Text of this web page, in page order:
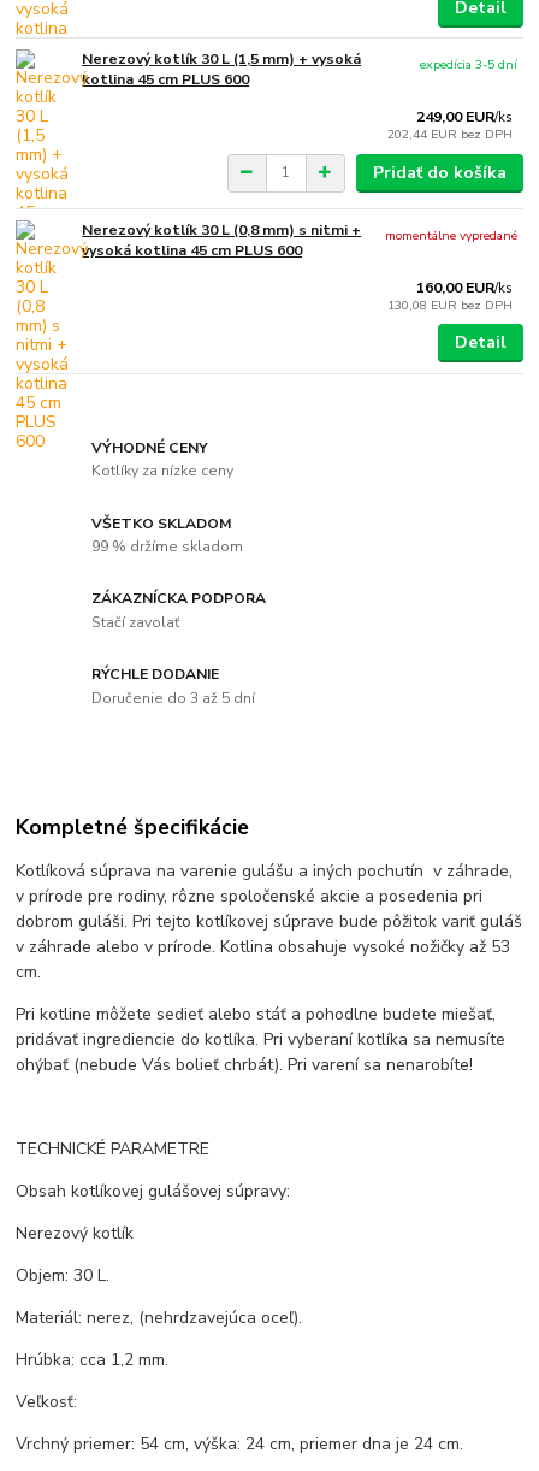
Detail
Nerezový kotlík 30 L (1,5 mm) + vysoká
kotlina 45 cm PLUS 600
249,00 EUR/ks
202,44 EUR bez DPH
expedícia 3-5 dní
Pridať do košíka
Nerezový kotlík 30 L (0,8 mm) s nitmi +
vysoká kotlina 45 cm PLUS 600
160,00 EUR/ks
130,08 EUR bez DPH
momentálne vypredané
Detail
VÝHODNÉ CENY
Kotlíky za nízke ceny
VŠETKO SKLADOM
99 % držíme skladom
ZÁKAZNÍCKA PODPORA
Stačí zavolať
RÝCHLE DODANIE
Doručenie do 3 až 5 dní
Kompletné špecifikácie
Kotlíková súprava na varenie gulášu a iných pochutín v záhrade,
v prírode pre rodiny, rôzne spoločenské akcie a posedenia pri
dobrom guláši. Pri tejto kotlíkovej súprave bude pôžitok variť guláš
v záhrade alebo v prírode. Kotlina obsahuje vysoké nožičky až 53
cm.
Pri kotline môžete sedieť alebo stáť a pohodlne budete miešať,
pridávať ingrediencie do kotlíka. Pri vyberaní kotlíka sa nemusíte
ohýbať (nebude Vás bolieť chrbát). Pri varení sa nenarobíte!
TECHNICKÉ PARAMETRE
Obsah kotlíkovej gulášovej súpravy:
Nerezový kotlík
Objem: 30 L.
Materiál: nerez, (nehrdzavejúca oceľ).
Hrúbka: cca 1,2 mm.
Veľkosť:
Vrchný priemer: 54 cm, výška: 24 cm, priemer dna je 24 cm.